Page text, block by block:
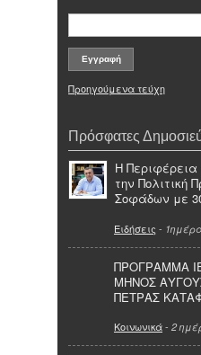
Προηγούμενα τεύχη
Πρόσφατες
Η Περιφέρεια
την Πολιτική
Σοφάδων με
Ειδήσεις -
ΠΡΟΓΡΑΜΜΑ
ΜΗΝΟΣ
ΠΕΤΡΑΣ
Κοινωνικά- 2